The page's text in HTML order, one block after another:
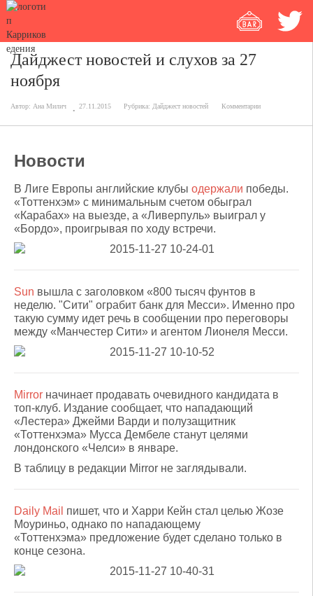
Дайджест новостей и слухов за 27
ноября
Автор: Ана Милич 27.11.2015 Рубрика: Дайджест новостей Комментарии
Новости
В Лиге Европы английские клубы одержали победы.
«Тоттенхэм» с минимальным счетом обыграл
«Карабах» на выезде, а «Ливерпуль» выиграл у
«Бордо», проигрывая по ходу встречи.
Sun вышла с заголовком «800 тысяч фунтов в
неделю. "Сити" ограбит банк для Месси». Именно про
такую сумму идет речь в сообщении про переговоры
между «Манчестер Сити» и агентом Лионеля Месси.
Mirror начинает продавать очевидного кандидата в
топ-клуб. Издание сообщает, что нападающий
«Лестера» Джейми Варди и полузащитник
«Тоттенхэма» Мусса Дембеле станут целями
лондонского «Челси» в январе.
В таблицу в редакции Mirror не заглядывали.
Daily Mail пишет, что и Харри Кейн стал целью Жозе
Моуриньо, однако по нападающему
«Тоттенхэма» предложение будет сделано только в
конце сезона.